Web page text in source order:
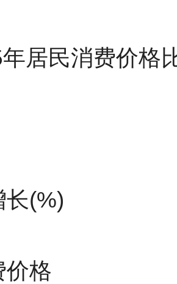
居民消费价格
长(%)
价格